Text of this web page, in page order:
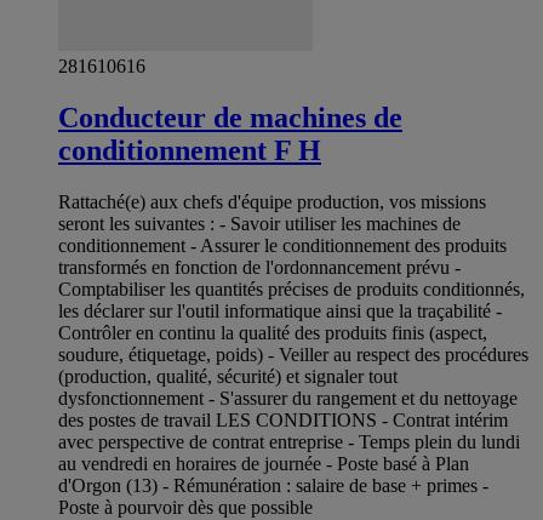
281610616
Conducteur de machines de
conditionnement F H
Rattaché(e) aux chefs d'équipe production, vos missions
seront les suivantes : - Savoir utiliser les machines de
conditionnement - Assurer le conditionnement des produits
transformés en fonction de l'ordonnancement prévu -
Comptabiliser les quantités précises de produits conditionnés,
les déclarer sur l'outil informatique ainsi que la traçabilité -
Contrôler en continu la qualité des produits finis (aspect,
soudure, étiquetage, poids) - Veiller au respect des procédures
(production, qualité, sécurité) et signaler tout
dysfonctionnement - S'assurer du rangement et du nettoyage
des postes de travail LES CONDITIONS - Contrat intérim
avec perspective de contrat entreprise - Temps plein du lundi
au vendredi en horaires de journée - Poste basé à Plan
d'Orgon (13) - Rémunération : salaire de base + primes -
Poste à pourvoir dès que possible